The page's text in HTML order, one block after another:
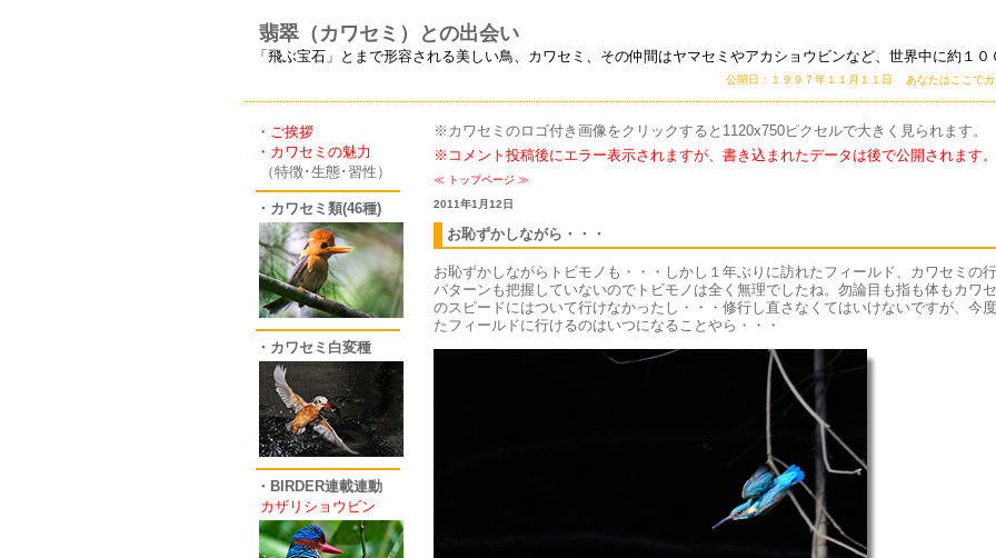
翡翠（カワセミ）との出会い
「飛ぶ宝石」とまで形容される美しい鳥、カワセミ、その仲間はヤマセミやアカショウビンなど、世界中に約１０
公開日：１９９７年１１月１１日 あなたはここでカ
・ご挨拶
・カワセミの魅力
（特徴･生態･習性）
・カワセミ類(46種)
・カワセミ白変種
・BIRDER連載連動
カザリショウビン
※カワセミのロゴ付き画像をクリックすると1120x750ピクセルで大きく見られます。
※コメント投稿後にエラー表示されますが、書き込まれたデータは後で公開されます。
≪ トップページ ≫
2011年1月12日
お恥ずかしながら・・・
お恥ずかしながらトビモノも・・・しかし１年ぶりに訪れたフィールド、カワセミの
パターンも把握していないのでトビモノは全く無理でしたね。勿論目も指も体もカワセ
のスピードにはついて行けなかったし・・・修行し直さなくてはいけないですが、今
たフィールドに行けるのはいつになることやら・・・